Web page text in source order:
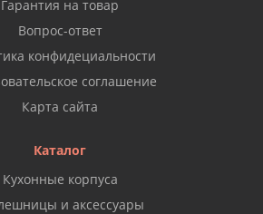
Гарантия на товар
Вопрос-ответ
конфидециальности
соглашение
Карта сайта
Каталог
Кухонные корпуса
и аксессуары